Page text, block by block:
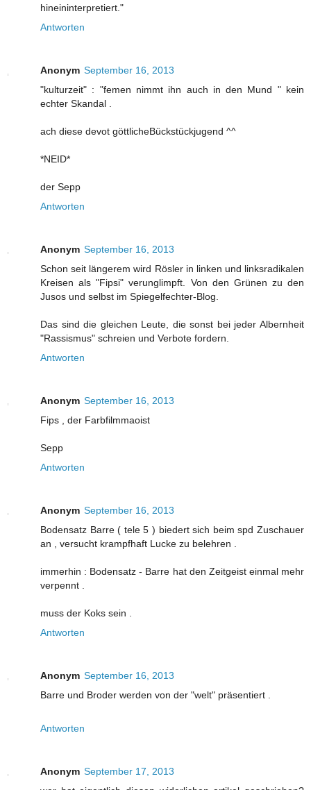
hineininterpretiert."
Antworten
Anonym September 16, 2013
"kulturzeit" : "femen nimmt ihn auch in den Mund " kein
echter Skandal .
ach diese devot göttlicheBückstückjugend ^^
*NEID*
der Sepp
Antworten
Anonym September 16, 2013
Schon seit längerem wird Rösler in linken und linksradikalen
Kreisen als "Fipsi" verunglimpft. Von den Grünen zu den
Jusos und selbst im Spiegelfechter-Blog.
Das sind die gleichen Leute, die sonst bei jeder Albernheit
"Rassismus" schreien und Verbote fordern.
Antworten
Anonym September 16, 2013
Fips , der Farbfilmmaoist
Sepp
Antworten
Anonym September 16, 2013
Bodensatz Barre ( tele 5 ) biedert sich beim spd Zuschauer
an , versucht krampfhaft Lucke zu belehren .
immerhin : Bodensatz - Barre hat den Zeitgeist einmal mehr
verpennt .
muss der Koks sein .
Antworten
Anonym September 16, 2013
Barre und Broder werden von der "welt" präsentiert .
Antworten
Anonym September 17, 2013